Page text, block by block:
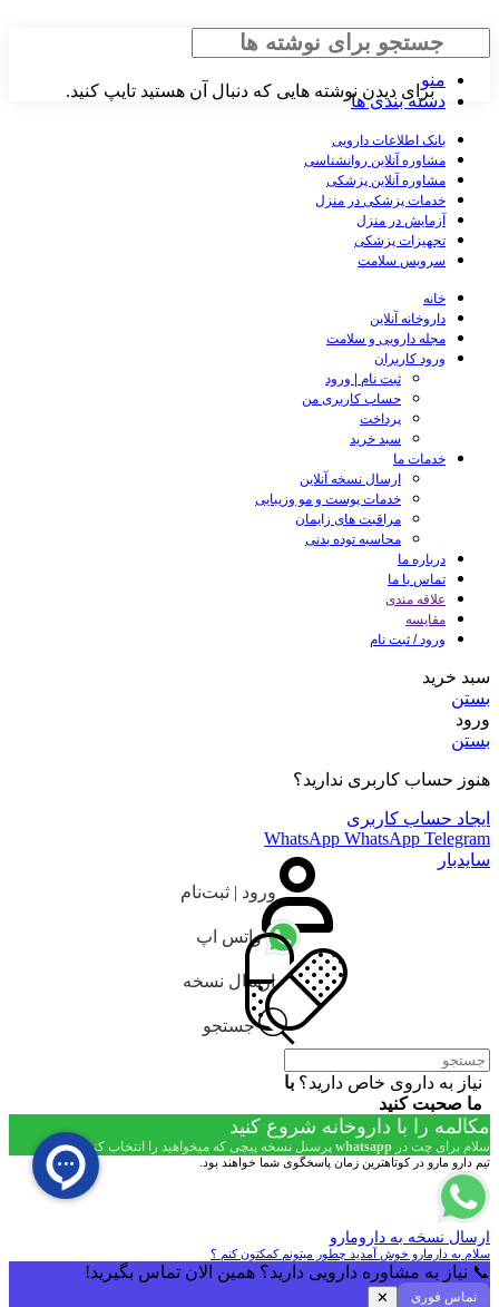
برای دیدن نوشته هایی که دنبال آن هستید تایپ کنید.
جستجو
منو
دسته بندی ها
بانک اطلاعات دارویی
مشاوره آنلاین روانشناسی
مشاوره آنلاین پزشکی
خدمات پزشکی در منزل
آزمایش در منزل
تجهیزات پزشکی
سرویس سلامت
خانه
داروخانه آنلاین
مجله دارویی و سلامت
ورود کاربران
ثبت نام | ورود
حساب کاربری من
پرداخت
سبد خرید
خدمات ما
ارسال نسخه آنلاین
خدمات پوست و مو وزیبایی
مراقبت های زایمان
محاسبه توده بدنی
درباره ما
تماس با ما
علاقه مندی
مقایسه
ورود / ثبت نام
سبد خرید
بستن
ورود
بستن
هنوز حساب کاربری ندارید؟
ایجاد حساب کاربری
WhatsApp WhatsApp Telegram
سایدبار
ورود | ثبت‌نام
واتس اپ
ارسال نسخه
جستجو
نیاز به داروی خاص دارید؟ با
ما صحبت کنید
مکالمه را با داروخانه شروع کنید
سلام برای چت در whatsapp پرسنل نسخه پیچی که میخواهید را انتخاب کنید!
تیم دارو مارو در کوتاهترین زمان پاسخگوی شما خواهند بود.
ارسال نسخه به دارومارو
سلام به دارمارو خوش آمدید چطور میتونم کمکتون کنم ؟
📞 نیاز به مشاوره دارویی دارید؟ همین الان تماس بگیرید!
تماس فوری ✕